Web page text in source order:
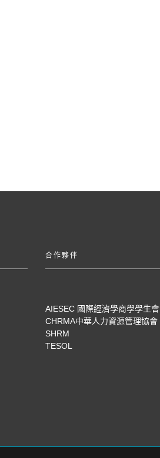
合作夥伴
AIESEC 國際經濟學商學學生會
CHRMA中華人力資源管理協會
SHRM
TESOL